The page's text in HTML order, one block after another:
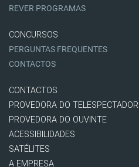
REVER PROGRAMAS
CONCURSOS
PERGUNTAS FREQUENTES
CONTACTOS
CONTACTOS
PROVEDORA DO TELESPECTADOR
PROVEDORA DO OUVINTE
ACESSIBILIDADES
SATÉLITES
A EMPRESA